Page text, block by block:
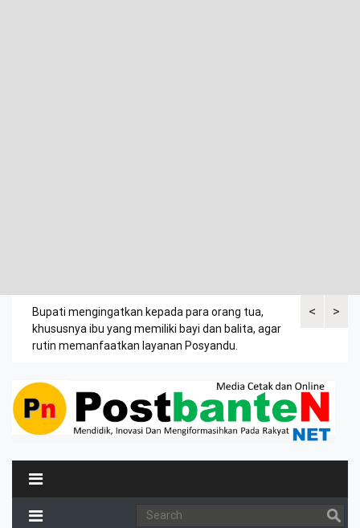
<
Bupati mengingatkan kepada para orang tua,
khususnya ibu yang memiliki bayi dan balita, agar
rutin memanfaatkan layanan Posyandu.
Kuasa>